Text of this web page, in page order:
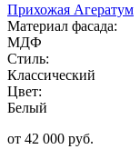
Прихожая Агератум
Материал фасада:
МДФ
Стиль:
Классический
Цвет:
Белый
от 42 000 руб.